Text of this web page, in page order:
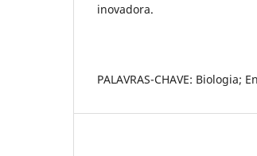
inovadora.
PALAVRAS-CHAVE: Biologia;